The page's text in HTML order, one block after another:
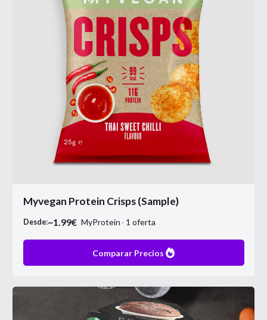
Myvegan Protein Crisps (Sample)
Desde:~1.99€ MyProtein 1 oferta
Comparar Precios